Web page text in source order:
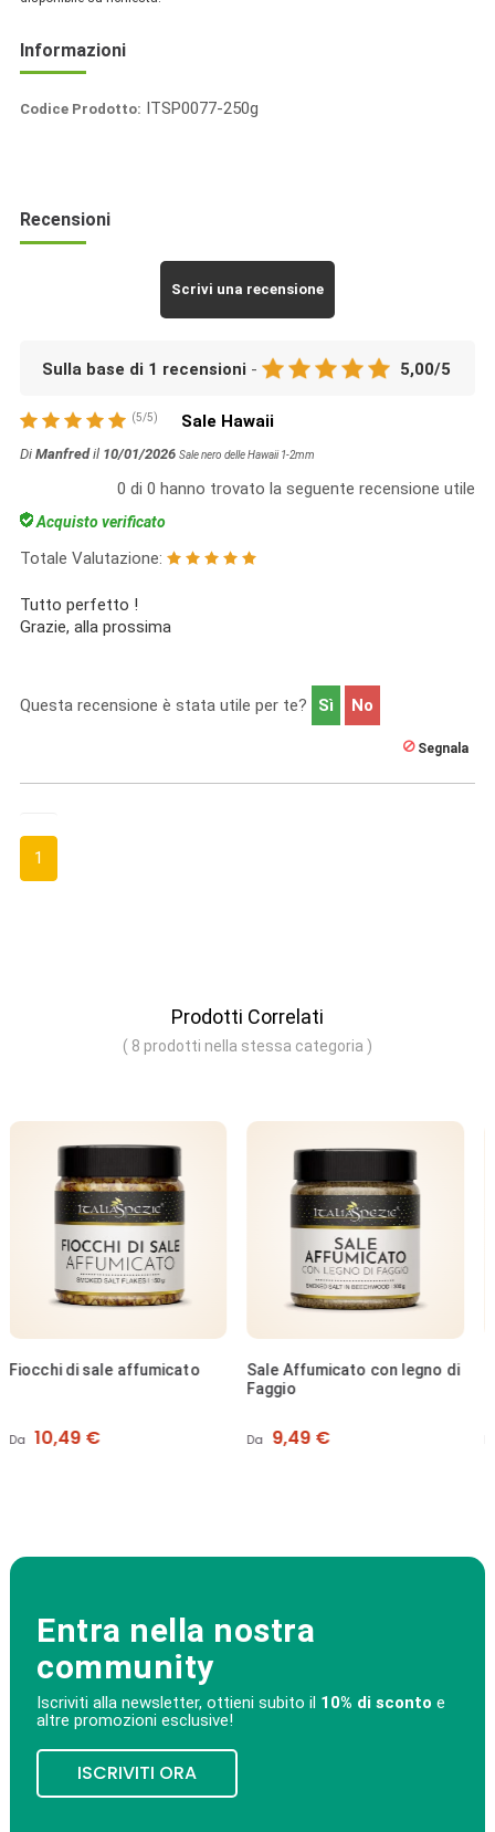
Informazioni
Codice Prodotto: ITSP0077-250g
Recensioni
Scrivi una recensione
Sulla base di 1 recensioni - 5,00/5
(5/5) Sale Hawaii
Di Manfredil 10/01/2026 Sale nero delle Hawaii 1-2mm
0 di 0 hanno trovato la seguente recensione utile
Acquisto verificato
Totale Valutazione:
Tutto perfetto !
Grazie, alla prossima
Questa recensione è stata utile per te? Sì No
Segnala
1
Prodotti Correlati
( 8 prodotti nella stessa categoria )
Sale Affumicato con legno di
Da Prezzo
9,49 €
NON DISPONIBILE
Sale Marino Oceanico grani
Da Prezzo
20,49 €
Entra nella nostra
community
Iscriviti alla newsletter, ottieni subito il 10% di sconto e
altre promozioni esclusive!
ISCRIVITI ORA